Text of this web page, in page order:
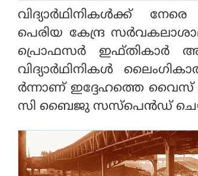
വിദ്യാര്‍ഥിനികള്‍ക്ക്
പെരിയ കേന്ദ്ര
പ്രൊഫസര്‍ ഇഫ്തികാര്‍
വിദ്യാര്‍ഥിനികള്‍
ര്‍ന്നാണ് ഇദ്ദേഹത്തെ
സി ബൈജു സസ്‌പെന്‍ഡ്